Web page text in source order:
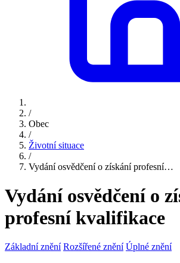
/
Obec
/
Životní situace
/
Vydání osvědčení o získání profesní…
Vydání osvědčení o
profesní kvalifikace
Základní znění Rozšířené znění Úplné znění